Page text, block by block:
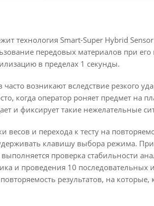
технология Smart-Super Hybrid Sensor
передовых материалов при его
в пределах 1 секунды.
возникают вследствие резкого
когда оператор роняет предмет на
и фиксирует такие нежелательные
и перехода к тесту на
клавишу выбора режима.
проверка стабильности
и проведения 10 последовательных
результатов, на которые,